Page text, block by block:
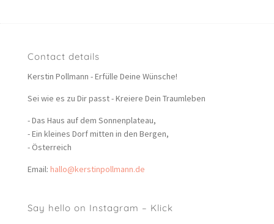
Contact details
Kerstin Pollmann - Erfülle Deine Wünsche!
Sei wie es zu Dir passt - Kreiere Dein Traumleben
- Das Haus auf dem Sonnenplateau,
- Ein kleines Dorf mitten in den Bergen,
- Österreich
Email: hallo@kerstinpollmann.de
Say hello on Instagram – Klick